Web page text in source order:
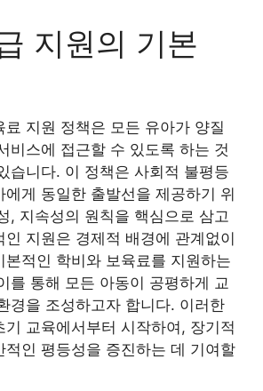
지원의 기본
료 지원 정책은 모든 유아가 양질
비스에 접근할 수 있도록 하는 것
습니다. 이 정책은 사회적 불평등
게 동일한 출발선을 제공하기 위
, 지속성의 원칙을 핵심으로 삼고
인 지원은 경제적 배경에 관계없이
본적인 학비와 보육료를 지원하는
를 통해 모든 아동이 공평하게 교
경을 조성하고자 합니다. 이러한
기 교육에서부터 시작하여, 장기적
적인 평등성을 증진하는 데 기여할